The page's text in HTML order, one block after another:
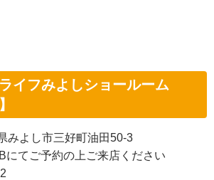
イフみよしショールーム
よし市三好町油田50-3
にてご予約の上ご来店ください